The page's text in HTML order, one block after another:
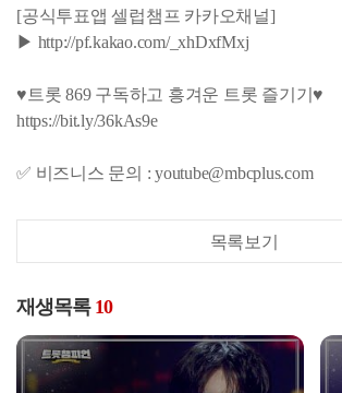
[공식투표앱 셀럽챔프 카카오채널]
▶ http://pf.kakao.com/_xhDxfMxj
♥트롯 869 구독하고 흥겨운 트롯 즐기기♥
https://bit.ly/36kAs9e
✅ 비즈니스 문의 : youtube@mbcplus.com
목록보기
재생목록 10